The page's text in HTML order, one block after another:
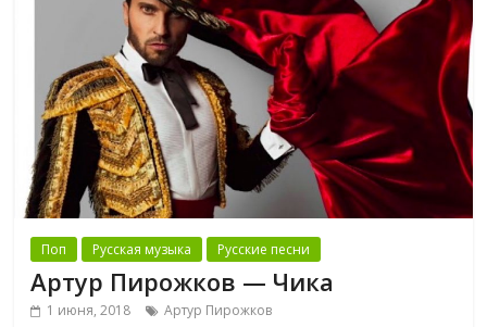
Поп Русская музыка Русские песни
Артур Пирожков — Чика
1 июня, 2018 Артур Пирожков